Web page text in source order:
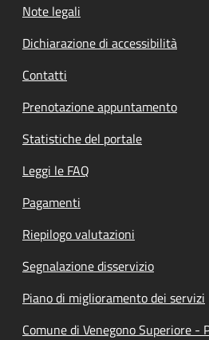
Note legali
Dichiarazione di accessibilità
Contatti
Prenotazione appuntamento
Statistiche del portale
Leggi le FAQ
Pagamenti
Riepilogo valutazioni
Segnalazione disservizio
Piano di miglioramento dei servizi
Comune di Venegono Superiore -